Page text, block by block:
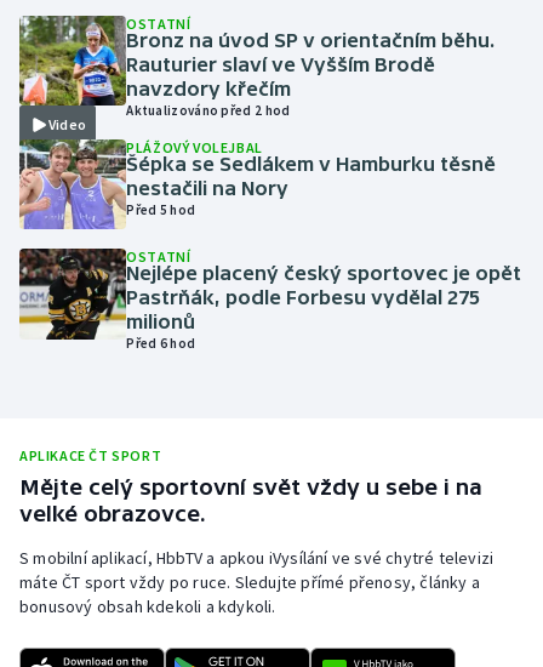
Lezení
Lyže a snowboard
Moderní pětiboj
Motorsport
Olympijské hry
Parasport
Ragby
Rychlostní kanoistika
Short track
Video
OSTATNÍ
Bronz na úvod SP v orientačním běhu.
Rauturier slaví ve Vyšším Brodě
navzdory křečím
Aktualizováno před 2 hod
PLÁŽOVÝ VOLEJBAL
Šépka se Sedlákem v Hamburku těsně
nestačili na Nory
Před 5 hod
OSTATNÍ
Nejlépe placený český sportovec je opět
Pastrňák, podle Forbesu vydělal 275
milionů
Před 6 hod
APLIKACE ČT SPORT
Mějte celý sportovní svět vždy u sebe i na
velké obrazovce.
S mobilní aplikací, HbbTV a apkou iVysílání ve své chytré televizi
máte ČT sport vždy po ruce. Sledujte přímé přenosy, články a
bonusový obsah kdekoli a kdykoli.